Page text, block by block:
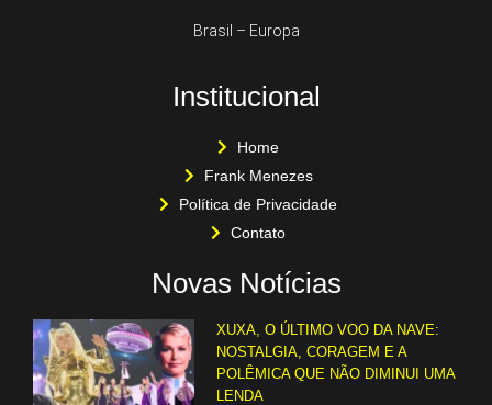
Brasil – Europa
Institucional
Home
Frank Menezes
Política de Privacidade
Contato
Novas Notícias
XUXA, O ÚLTIMO VOO DA NAVE:
NOSTALGIA, CORAGEM E A
POLÊMICA QUE NÃO DIMINUI UMA
LENDA